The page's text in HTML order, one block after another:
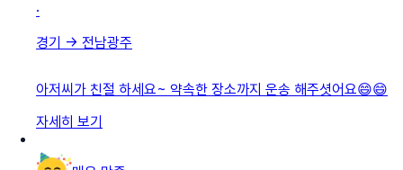
·
경기 → 전남광주
아저씨가 친절 하세요~ 약속한 장소까지 운송 해주셧어요😄😄
자세히 보기